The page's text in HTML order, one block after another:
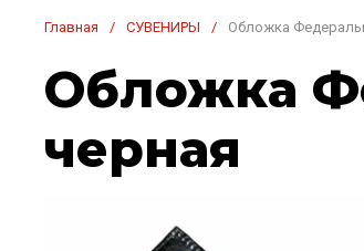
Главная / СУВЕНИРЫ / Обложка
Обложка
черная